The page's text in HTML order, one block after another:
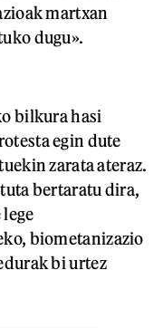
martxan
dugu».
bilkura hasi
egin dute
zarata ateraz.
bertaratu dira,
biometanizazio
bi urtez